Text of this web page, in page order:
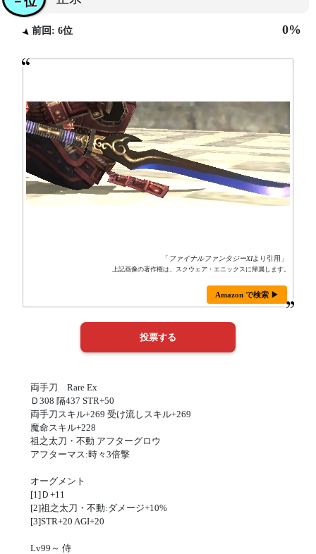
前回: 6位 0%
「 ファイナルファンタジーXIより引用」
上記画像の著作権は、スクウェア・エニックスに帰属します。
Amazon で検索 ▶
両手刀 Rare Ex
Ｄ308 隔437 STR+50
両手刀スキル+269 受け流しスキル+269
魔命スキル+228
祖之太刀・不動 アフターグロウ
アフターマス:時々3倍撃
オーグメント
[1]Ｄ+11
[2]祖之太刀・不動:ダメージ+10%
[3]STR+20 AGI+20
Lv99～ 侍